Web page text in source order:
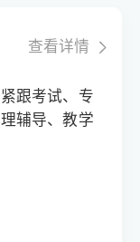
查看详情
跟考试、专
辅导、教学